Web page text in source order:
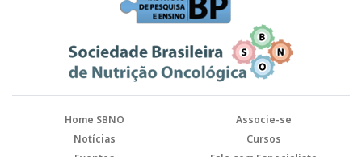
Home SBNO
Associe-se
Notícias
Cursos